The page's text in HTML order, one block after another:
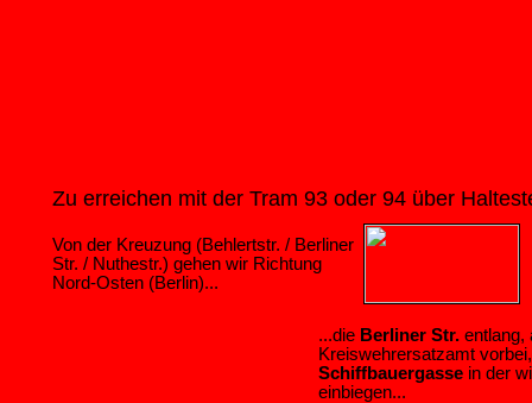
Zu erreichen mit der Tram 93 oder 94 über
Von der Kreuzung (Behlertstr. / Berliner
Str. / Nuthestr.) gehen wir Richtung
Nord-Osten (Berlin)...
...die Berliner Str. entlang,
Kreiswehrersatzamt
Schiffbauergasse in der
einbiegen...